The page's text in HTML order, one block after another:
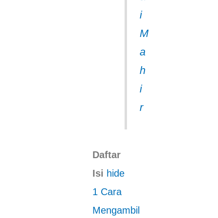
i
M
a
h
i
r
Daftar
Isi hide
1 Cara
Mengambil